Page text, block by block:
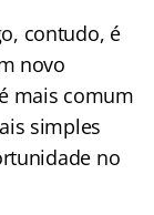
contudo, é
novo
mais comum
simples
no